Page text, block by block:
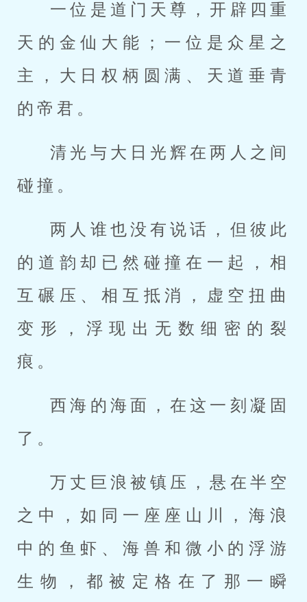
一位是道门天尊，开辟四重
天的金仙大能；一位是众星之
主，大日权柄圆满、天道垂青
的帝君。
清光与大日光辉在两人之间
碰撞。
两人谁也没有说话，但彼此
的道韵却已然碰撞在一起，相
互碾压、相互抵消，虚空扭曲
变形，浮现出无数细密的裂
痕。
西海的海面，在这一刻凝固
了。
万丈巨浪被镇压，悬在半空
之中，如同一座座山川，海浪
中的鱼虾、海兽和微小的浮游
生物，都被定格在了那一瞬